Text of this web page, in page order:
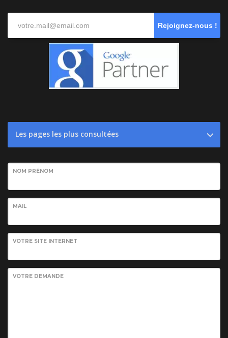
Rejoignez-nous !
Les pages les plus consultées
NOM PRÉNOM
MAIL
VOTRE SITE INTERNET
VOTRE DEMANDE